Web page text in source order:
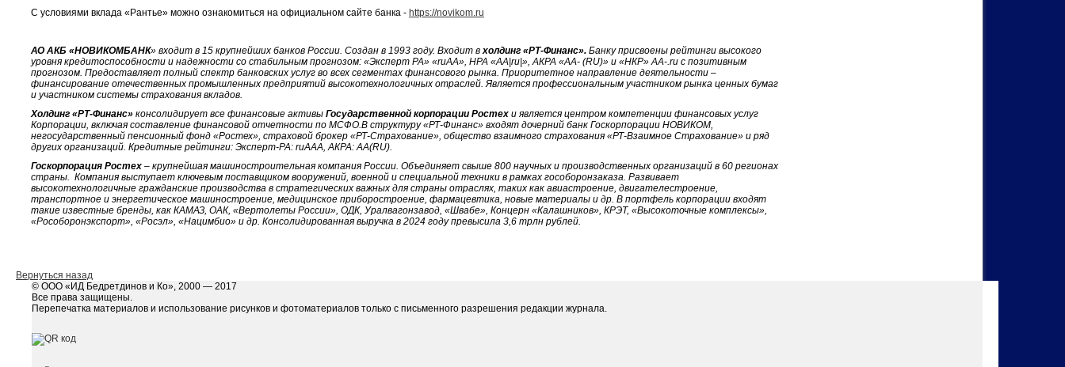
С условиями вклада «Рантье» можно ознакомиться на официальном сайте банка - https://novikom.ru
АО АКБ «НОВИКОМБАНК» входит в 15 крупнейших банков России. Создан в 1993 году. Входит в холдинг «РТ-Финанс».Банку присвоены рейтинги высокого
уровня кредитоспособности и надежности со стабильным прогнозом: «Эксперт РА» «ruАА», НРА «АА|ru|», АКРА «АА- (RU)» и «НКР» АА-.ru с позитивным
прогнозом. Предоставляет полный спектр банковских услуг во всех сегментах финансового рынка. Приоритетное направление деятельности –
финансирование отечественных промышленных предприятий высокотехнологичных отраслей. Является профессиональным участником рынка ценных бумаг
и участником системы страхования вкладов.
Холдинг «РТ-Финанс»консолидирует все финансовые активы Государственной корпорации Ростехи является центром компетенции финансовых услуг
Корпорации, включая составление финансовой отчетности по МСФО.В структуру «РТ-Финанс» входят дочерний банк Госкорпорации НОВИКОМ,
негосударственный пенсионный фонд «Ростех», страховой брокер «РТ-Страхование», общество взаимного страхования «РТ-Взаимное Страхование» и ряд
других организаций. Кредитные рейтинги: Эксперт-РА: ruAAA, АКРА: AA(RU).
Госкорпорация Ростех– крупнейшая машиностроительная компания России. Объединяет свыше 800 научных и производственных организаций в 60 регионах
страны. Компания выступает ключевым поставщиком вооружений, военной и специальной техники в рамках гособоронзаказа. Развивает
высокотехнологичные гражданские производства в стратегических важных для страны отраслях, таких как авиастроение, двигателестроение,
транспортное и энергетическое машиностроение, медицинское приборостроение, фармацевтика, новые материалы и др. В портфель корпорации входят
такие известные бренды, как КАМАЗ, ОАК, «Вертолеты России», ОДК, Уралвагонзавод, «Швабе», Концерн «Калашников», КРЭТ, «Высокоточные комплексы»,
«Рособоронэкспорт», «Росэл», «Нацимбио» и др. Консолидированная выручка в 2024 году превысила 3,6 трлн рублей.
Вернуться назад
© ООО «ИД Бедретдинов и Ко», 2000 — 2017
Все права защищены.
Перепечатка материалов и использование рисунков и фотоматериалов только с письменного разрешения редакции журнала.